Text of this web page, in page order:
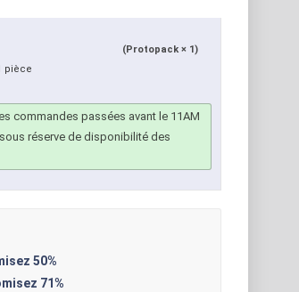
(Protopack × 1)
pièce
commandes passées avant le 11AM
réserve de disponibilité des
50%
71%